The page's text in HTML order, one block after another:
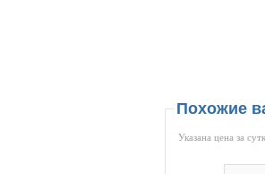
Похожие
Указана цена за